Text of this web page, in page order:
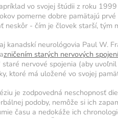
vo svojej štúdii z roku
pomerne dobre pamätajú
neskôr - čím je človek starší, tým
kanadskí neurológovia Paul W.
zničením starých nervových spojení
nervové spojenia (aby
ktoré má uložené vo svojej
je zodpovedná neschopnosť
podoby, nemôže si ich
času a nedokáže ich